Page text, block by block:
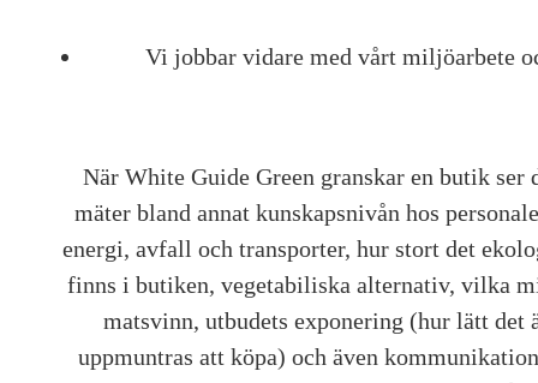
Vi jobbar vidare med vårt miljöarbete
När White Guide Green granskar en butik
mäter bland annat kunskapsnivån hos
energi, avfall och transporter, hur stort det
finns i butiken, vegetabiliska alternativ, vilka
matsvinn, utbudets exponering (hur lätt
uppmuntras att köpa) och även